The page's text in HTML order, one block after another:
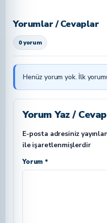
Yorumlar / Cevaplar
0 yorum
Henüz yorum yok. İlk
Yorum Yaz /
E-posta adresiniz
ile işaretlenmişlerdir
Yorum *